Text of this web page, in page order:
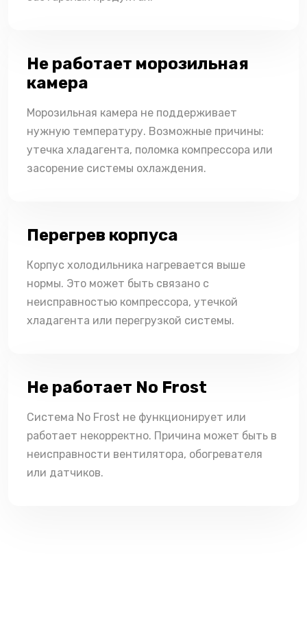
Не работает морозильная
камера
Морозильная камера не поддерживает
нужную температуру. Возможные причины:
утечка хладагента, поломка компрессора или
засорение системы охлаждения.
Перегрев корпуса
Корпус холодильника нагревается выше
нормы. Это может быть связано с
неисправностью компрессора, утечкой
хладагента или перегрузкой системы.
Не работает No Frost
Система No Frost не функционирует или
работает некорректно. Причина может быть в
неисправности вентилятора, обогревателя
или датчиков.